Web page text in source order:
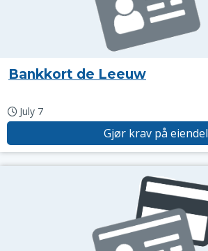
Bankkort de Leeuw
July 7
Gjør krav på eiendel